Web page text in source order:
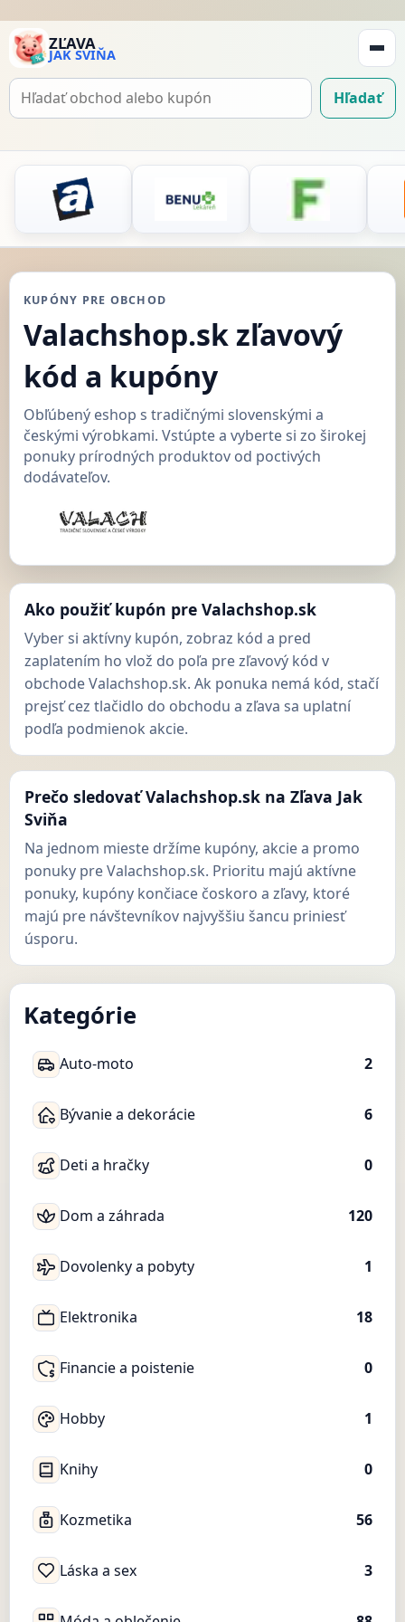
ZĽAVA
JAK SVIŇA
Hľadať
Hľadať
KUPÓNY PRE OBCHOD
Valachshop.sk zľavový
kód a kupóny
Obľúbený eshop s tradičnými slovenskými a
českými výrobkami. Vstúpte a vyberte si zo širokej
ponuky prírodných produktov od poctivých
dodávateľov.
Ako použiť kupón pre Valachshop.sk
Vyber si aktívny kupón, zobraz kód a pred
zaplatením ho vlož do poľa pre zľavový kód v
obchode Valachshop.sk. Ak ponuka nemá kód, stačí
prejsť cez tlačidlo do obchodu a zľava sa uplatní
podľa podmienok akcie.
Prečo sledovať Valachshop.sk na Zľava Jak
Sviňa
Na jednom mieste držíme kupóny, akcie a promo
ponuky pre Valachshop.sk. Prioritu majú aktívne
ponuky, kupóny končiace čoskoro a zľavy, ktoré
majú pre návštevníkov najvyššiu šancu priniesť
úsporu.
Kategórie
Auto-moto 2
Bývanie a dekorácie 6
Deti a hračky 0
Dom a záhrada 120
Dovolenky a pobyty 1
Elektronika 18
Financie a poistenie 0
Hobby 1
Knihy 0
Kozmetika 56
Láska a sex 3